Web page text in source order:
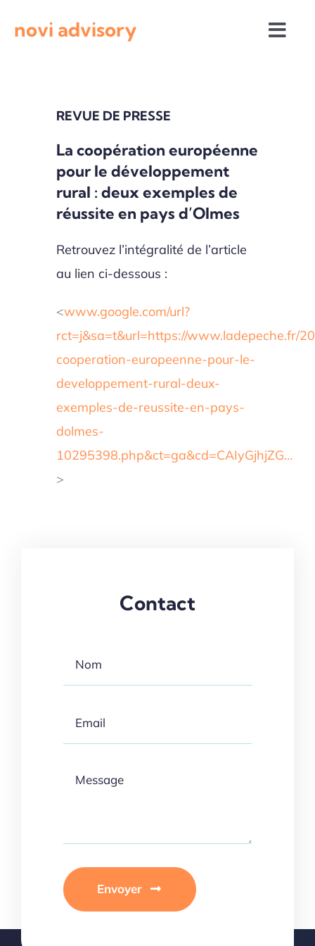
novi advisory
Actualités institutionnelles
Appels à projets
REVUE DE PRESSE
La coopération européenne
pour le développement
rural : deux exemples de
réussite en pays d’Olmes
Retrouvez l’intégralité de l’article
au lien ci-dessous :
<www.google.com/url?
rct=j&sa=t&url=https://www.ladepeche.fr/
cooperation-europeenne-pour-le-
developpement-rural-deux-
exemples-de-reussite-en-pays-
dolmes-
10295398.php&ct=ga&cd=CAIyGjhjZG…
>
Contact
Envoyer